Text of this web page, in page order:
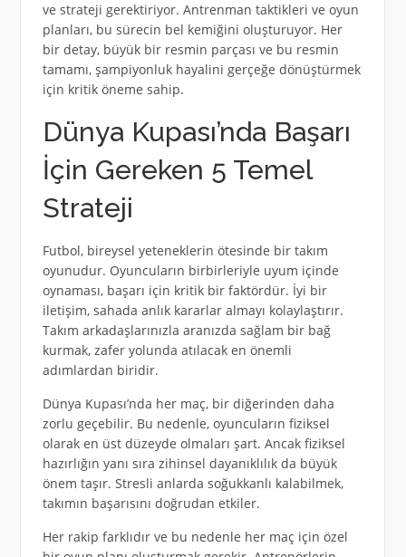
ve strateji gerektiriyor. Antrenman taktikleri ve oyun
planları, bu sürecin bel kemiğini oluşturuyor. Her
bir detay, büyük bir resmin parçası ve bu resmin
tamamı, şampiyonluk hayalini gerçeğe dönüştürmek
için kritik öneme sahip.
Dünya Kupası’nda Başarı
İçin Gereken 5 Temel
Strateji
Futbol, bireysel yeteneklerin ötesinde bir takım
oyunudur. Oyuncuların birbirleriyle uyum içinde
oynaması, başarı için kritik bir faktördür. İyi bir
iletişim, sahada anlık kararlar almayı kolaylaştırır.
Takım arkadaşlarınızla aranızda sağlam bir bağ
kurmak, zafer yolunda atılacak en önemli
adımlardan biridir.
Dünya Kupası’nda her maç, bir diğerinden daha
zorlu geçebilir. Bu nedenle, oyuncuların fiziksel
olarak en üst düzeyde olmaları şart. Ancak fiziksel
hazırlığın yanı sıra zihinsel dayanıklılık da büyük
önem taşır. Stresli anlarda soğukkanlı kalabilmek,
takımın başarısını doğrudan etkiler.
Her rakip farklıdır ve bu nedenle her maç için özel